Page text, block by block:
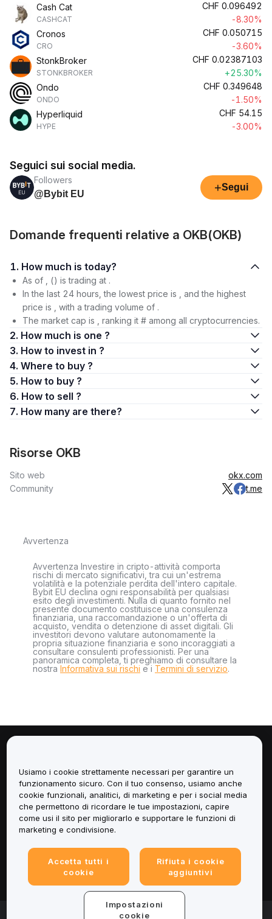
Cash Cat
CASHCAT
CHF 0.096492
-8.30%
Cronos
CRO
CHF 0.050715
-3.60%
StonkBroker
STONKBROKER
CHF 0.02387103
+25.30%
Ondo
ONDO
CHF 0.349648
-1.50%
Hyperliquid
HYPE
CHF 54.15
-3.00%
Seguici sui social media.
Followers
@Bybit EU
+Segui
Domande frequenti relative a OKB(OKB)
1. How much is today?
As of , () is trading at .
In the last 24 hours, the lowest price is , and the highest
price is , with a trading volume of .
The market cap is , ranking it # among all cryptocurrencies.
2. How much is one ?
3. How to invest in ?
4. Where to buy ?
5. How to buy ?
6. How to sell ?
7. How many are there?
Risorse OKB
Sito web
okx.com
Community
t.me
Avvertenza
Avvertenza Investire in cripto-attività comporta
rischi di mercato significativi, tra cui un'estrema
volatilità e la potenziale perdita dell'intero capitale.
Bybit EU declina ogni responsabilità per qualsiasi
esito degli investimenti. Nulla di quanto fornito nel
presente documento costituisce una consulenza
finanziaria, una raccomandazione o un'offerta di
acquisto, vendita o detenzione di asset digitali. Gli
investitori devono valutare autonomamente la
propria situazione finanziaria e sono incoraggiati a
consultare consulenti professionisti. Per una
panoramica completa, ti preghiamo di consultare la
nostra Informativa sui rischi e i Termini di servizio.
Servizi
Assistenza
Informazioni legali
© 2025-2026 Bybit.eu. All rights reserved.
Usiamo i cookie strettamente necessari per garantire un
funzionamento sicuro. Con il tuo consenso, usiamo anche
cookie funzionali, analitici, di marketing e per i social media
che permettono di ricordare le tue impostazioni, capire
come usi il sito per migliorarlo e supportare le funzioni di
marketing e condivisione.
Accetta tutti i
cookie
Rifiuta i cookie
aggiuntivi
Impostazioni
cookie